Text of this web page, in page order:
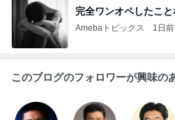
完全ワンオペしたこ
Amebaトピックス 1日前
このブログのフォロワーが興味の